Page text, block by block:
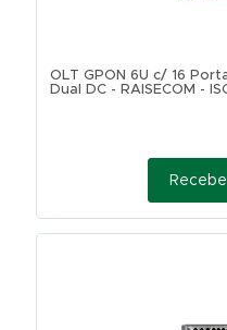
OLT GPON 6U c/ 16
Dual DC - RAISECOM -